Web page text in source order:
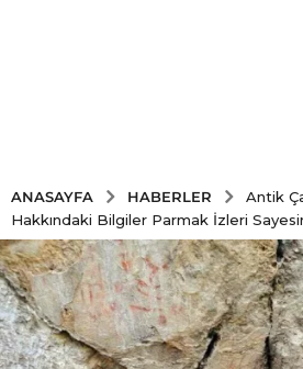
ANASAYFA HABERLER
Antik
Hakkındaki Bilgiler Parmak İzleri